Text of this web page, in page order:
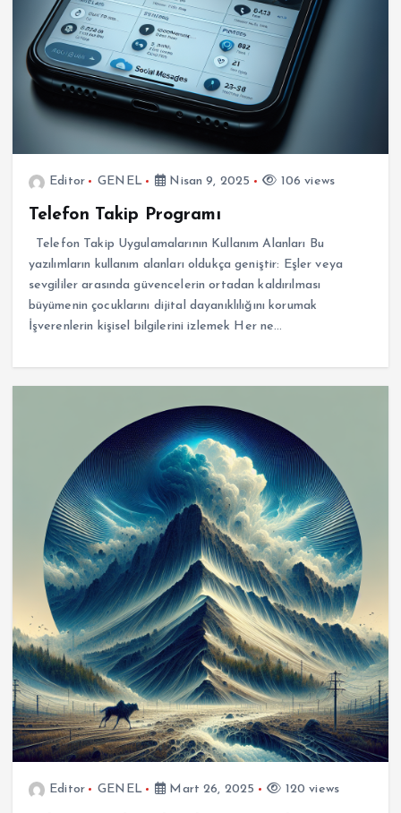
Editor GENEL Nisan 9, 2025 106 views
Telefon Takip Programı
Telefon Takip Uygulamalarının Kullanım Alanları Bu
yazılımların kullanım alanları oldukça geniştir: Eşler veya
sevgililer arasında güvencelerin ortadan kaldırılması
büyümenin çocuklarını dijital dayanıklılığını korumak
İşverenlerin kişisel bilgilerini izlemek Her ne…
Editor GENEL Mart 26, 2025 120 views